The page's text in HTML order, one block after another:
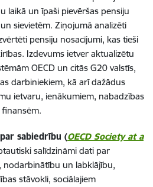
laikā un īpaši pievēršas pensiju
sievietēm. Ziņojumā analizēti
pensiju nosacījumi, kas tieši
Izdevums ietver aktualizētu
OECD un citās G20 valstīs,
darbiniekiem, kā arī dažādus
ietvaru, ienākumiem, nabadzības
sabiedrību (OECD Society at a
salīdzināmi dati par
un labklājību,
stāvokli, sociālajiem